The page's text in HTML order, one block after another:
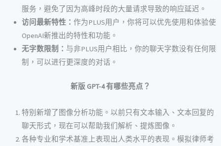
服务，避免了因为高峰时段的大量请求导致的响应延迟。
访问最新特性： 作为PLUS用户，你将可以优先使用和体验使
OpenAI新推出的特性和功能。
无字数限制： 与非PLUS用户相比，你的聊天字数没有任何限
制，可以进行更深度的对话。
新版 GPT-4 有哪些亮点？
特别新增了图像分析功能。以前只有文本输入、文本回复的
聊天形式，现在可以帮助我们解析、提炼图像。
各种专业和学术基准上表现出人类水平的表现。模拟律师考